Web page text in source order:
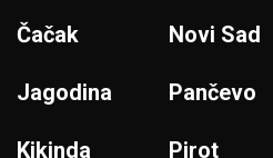
Čačak
Jagodina
Kikinda
Novi Sad
Pančevo
Pirot